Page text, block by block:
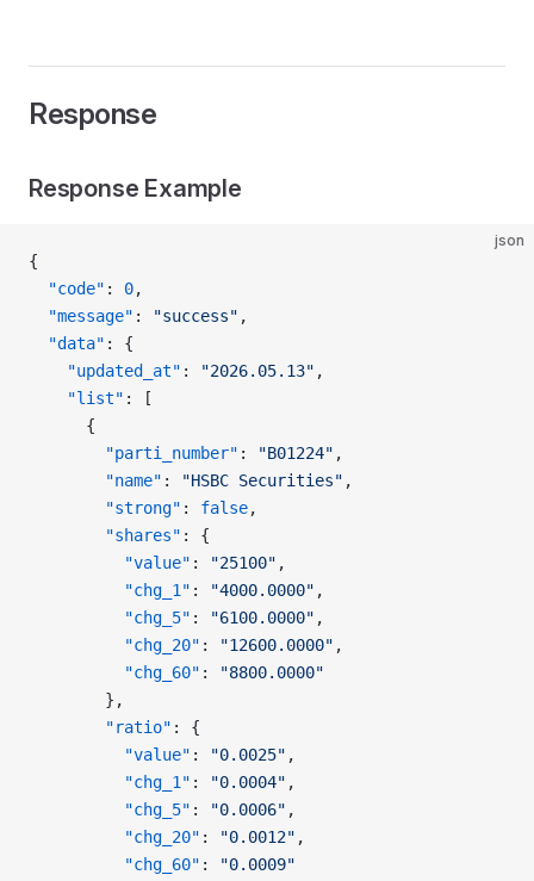
Response
Response Example
json
{
  "code"
: 0,
  "message"
: "success" ,
  "data"
: {
    "updated_at"
: "2026.05.13" ,
    "list"
: [
      {
        "parti_number"
: "B01224" ,
        "name"
: "HSBC Securities" ,
        "strong"
: false,
        "shares"
: {
          "value"
: "25100" ,
          "chg_1"
: "4000.0000" ,
          "chg_5"
: "6100.0000" ,
          "chg_20"
: "12600.0000" ,
          "chg_60"
:
"8800.0000"
        },
        "ratio"
: {
          "value"
: "0.0025" ,
          "chg_1"
: "0.0004" ,
          "chg_5"
: "0.0006" ,
          "chg_20"
: "0.0012" ,
          "chg_60"
:
"0.0009"